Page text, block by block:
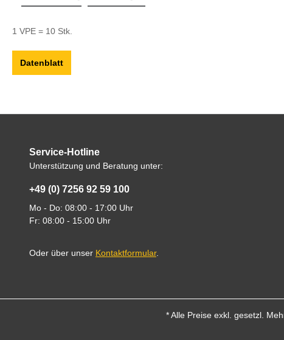
1 VPE = 10 Stk.
Datenblatt
Service-Hotline
Unterstützung und Beratung unter:
+49 (0) 7256 92 59 100
Mo - Do: 08:00 - 17:00 Uhr
Fr: 08:00 - 15:00 Uhr
Oder über unser Kontaktformular.
* Alle Preise exkl. gesetzl.